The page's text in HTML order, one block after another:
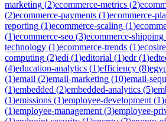
marketing (2)ecommerce-metrics (2)
(2)ecommerce-payments (1)ecommerce-
reporting (1)ecommerce-scaling (1)
(1)ecommerce-seo (3)ecommerce-shipping
technology (1)ecommerce-trends (1)ecosire
computing (2)edi (1)editorial (1)edr(1)
(4)education-analytics (1)efficiency (8)
(1)email (2)email-marketing (10)email-
(1)embedded (2)embedded-analytics (5)
(1)emissions (1)employee-development (1)
(1)employee-management (3)employee-